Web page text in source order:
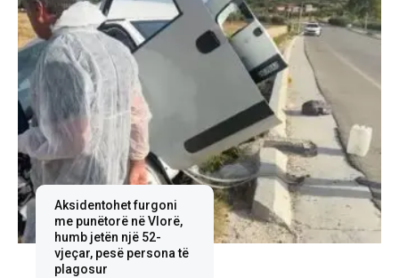
Aksidentohet furgoni
me punëtorë në Vlorë,
humb jetën një 52-
vjeçar, pesë persona të
plagosur